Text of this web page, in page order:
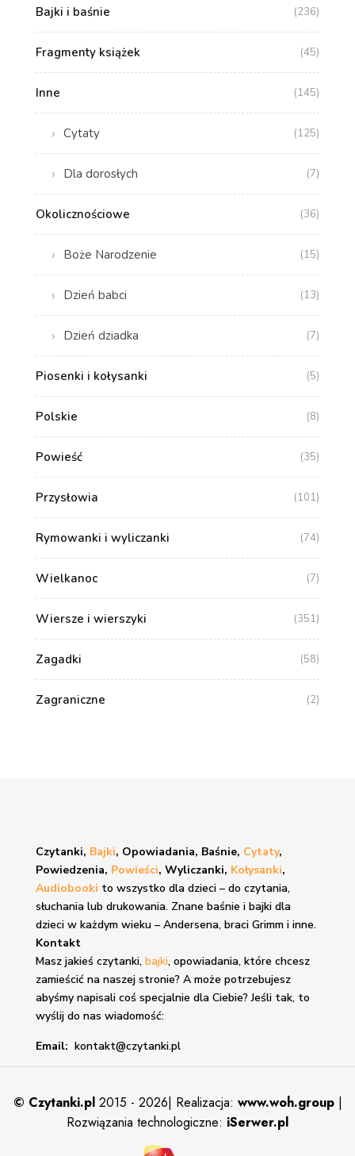
Bajki i baśnie (236)
Fragmenty książek (45)
Inne (145)
Cytaty (125)
Dla dorosłych (7)
Okolicznościowe (36)
Boże Narodzenie (15)
Dzień babci (13)
Dzień dziadka (7)
Piosenki i kołysanki (5)
Polskie (8)
Powieść (35)
Przysłowia (101)
Rymowanki i wyliczanki (74)
Wielkanoc (7)
Wiersze i wierszyki (351)
Zagadki (58)
Zagraniczne (2)
Czytanki, Bajki, Opowiadania, Baśnie, Cytaty,
Powiedzenia, Powieści, Wyliczanki, Kołysanki,
Audiobooki to wszystko dla dzieci – do czytania,
słuchania lub drukowania. Znane baśnie i bajkidla
dzieci w każdym wieku – Andersena, braci Grimm i inne.
Kontakt
Masz jakieś czytanki, bajki, opowiadania, które chcesz
zamieścić na naszej stronie? A może potrzebujesz
abyśmy napisali coś specjalnie dla Ciebie? Jeśli tak, to
wyślij do nas wiadomość:
Email: kontakt@czytanki.pl
© Czytanki.pl 2015 - 2026| Realizacja: www.woh.group |
Rozwiązania technologiczne: iSerwer.pl